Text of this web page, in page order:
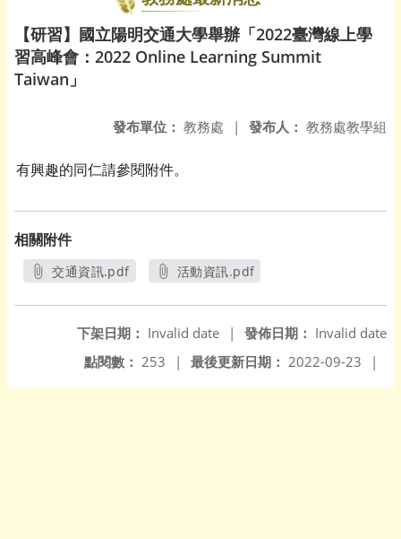
【研習】國立陽明交通大學舉辦「2022臺灣線上學
習高峰會：2022 Online Learning Summit
Taiwan」
發布人： 教務處教學組
發布單位： 教務處 |
有興趣的同仁請參閱附件。
相關附件
交通資訊.pdf
活動資訊.pdf
發佈日期： Invalid date
下架日期： Invalid date
|
最後更新日期： 2022-09-23 |
點閱數： 253 |